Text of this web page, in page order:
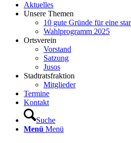
Aktuelles
Unsere Themen
10 gute Gründe für eine
Wahlprogramm 2025
Ortsverein
Vorstand
Satzung
Jusos
Stadtratsfraktion
Mitglieder
Termine
Kontakt
Suche
Menü Menü